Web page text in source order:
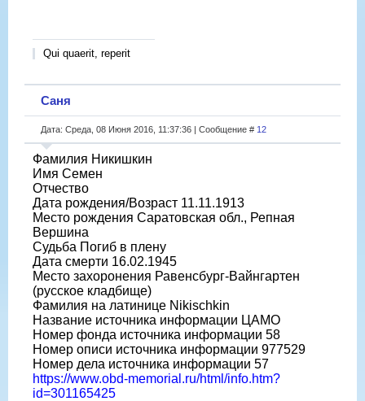
Qui quaerit, reperit
Саня
Дата: Среда, 08 Июня 2016, 11:37:36 | Сообщение # 12
Фамилия Никишкин
Имя Семен
Отчество
Дата рождения/Возраст 11.11.1913
Место рождения Саратовская обл., Репная
Вершина
Судьба Погиб в плену
Дата смерти 16.02.1945
Место захоронения Равенсбург-Вайнгартен
(русское кладбище)
Фамилия на латинице Nikischkin
Название источника информации ЦАМО
Номер фонда источника информации 58
Номер описи источника информации 977529
Номер дела источника информации 57
https://www.obd-memorial.ru/html/info.htm?
id=301165425